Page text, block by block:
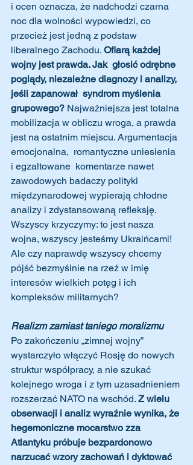
i ocen oznacza, że nadchodzi czarna
noc dla wolności wypowiedzi, co
przecież jest jedną z podstaw
liberalnego Zachodu. Ofiarą każdej
wojny jest prawda. Jak  głosić odrębne
poglądy, niezależne diagnozy i analizy,
jeśli zapanował  syndrom myślenia
grupowego? Najważniejsza jest totalna
mobilizacja w obliczu wroga, a prawda
jest na ostatnim miejscu. Argumentacja
emocjonalna,  romantyczne uniesienia
i egzaltowane  komentarze nawet
zawodowych badaczy polityki
międzynarodowej wypierają chłodne
analizy i zdystansowaną refleksję.
Wszyscy krzyczymy: to jest nasza
wojna, wszyscy jesteśmy Ukraińcami!
Ale czy naprawdę wszyscy chcemy
pójść bezmyślnie na rzeź w imię
interesów wielkich potęg i ich
kompleksów militarnych?
Realizm zamiast taniego moralizmu
Po zakończeniu „zimnej wojny”
wystarczyło włączyć Rosję do nowych
struktur współpracy, a nie szukać
kolejnego wroga i z tym uzasadnieniem
rozszerzać NATO na wschód. Z wielu
obserwacji i analiz wyraźnie wynika, że
hegemoniczne mocarstwo zza
Atlantyku próbuje bezpardonowo
narzucać wzory zachowań i dyktować